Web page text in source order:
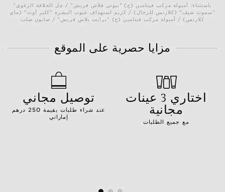
*باستثناء: أمبولة مركب فيتامين (ج) "بيوتي فلاش فريش" / چل الحلاقة الرغوي
"سموث شيڤ" (كلارنس للرجال) / كريم استهداف عيوب البشرة "كلير آوت" (ماي
كلارنس) / أمبولة مركب فيتامين (ج) "برايت بلاس فريش" / صابون صلب
مزايا حصرية على الموقع
توصيل مجاني
عند شراء طلبات بقيمة 250 درهم
إماراتي
اختاري 3 عينات
مجانية
مع جميع الطلبات